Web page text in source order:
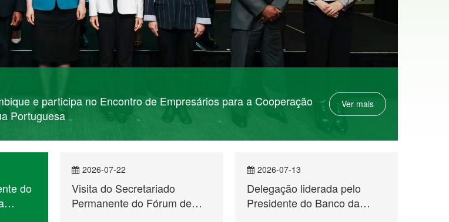
e participa no Encontro de Empresários para a Cooperação
Portuguesa
Ver mais
do
2026-07-22
Visita do Secretariado
Permanente do Fórum de
2026-07-13
Delegação liderada pelo
Presidente do Banco da